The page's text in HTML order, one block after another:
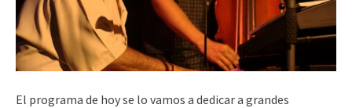
El programa de hoy se lo vamos a dedicar a grandes